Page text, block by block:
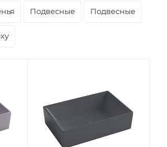
Подвесные Подвесные